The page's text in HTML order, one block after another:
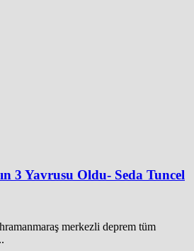
3 Yavrusu Oldu- Seda Tuncel
merkezli deprem tüm